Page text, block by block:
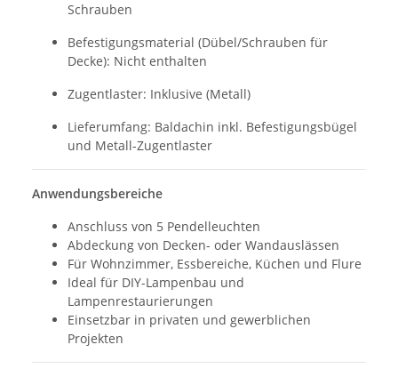
Schrauben
Befestigungsmaterial (Dübel/Schrauben für
Decke): Nicht enthalten
Zugentlaster: Inklusive (Metall)
Lieferumfang: Baldachin inkl. Befestigungsbügel
und Metall-Zugentlaster
Anwendungsbereiche
Anschluss von 5 Pendelleuchten
Abdeckung von Decken- oder Wandauslässen
Für Wohnzimmer, Essbereiche, Küchen und Flure
Ideal für DIY-Lampenbau und
Lampenrestaurierungen
Einsetzbar in privaten und gewerblichen
Projekten